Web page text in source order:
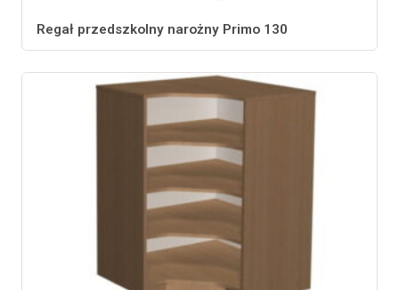
Regał przedszkolny narożny Primo 130